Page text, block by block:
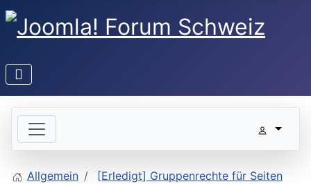
Allgemein [Erledigt] Gruppenrechte für Seiten